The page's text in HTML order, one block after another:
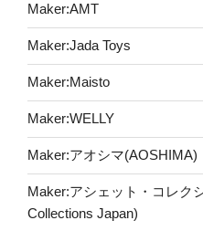
Maker:AMT
Maker:Jada Toys
Maker:Maisto
Maker:WELLY
Maker:アオシマ(AOSHIMA)
Maker:アシェット・コレク
Collections Japan)